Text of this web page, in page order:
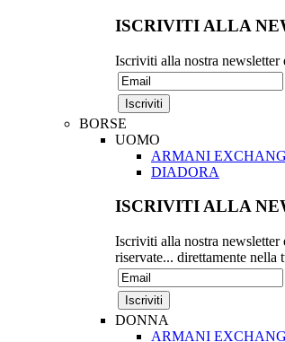
ISCRIVITI ALLA
Iscriviti alla nostra newsletter
BORSE
UOMO
ARMANI
DIADORA
ISCRIVITI ALLA
Iscriviti alla nostra newsletter
riservate... direttamente nella
DONNA
ARMANI